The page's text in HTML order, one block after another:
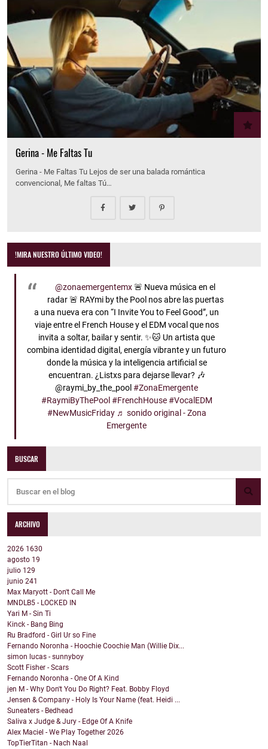
Gerina - Me Faltas Tu
Gerina - Me Faltas Tu Lejos de ser una balada romántica
convencional, Me faltas Tú…
!MIRA NUESTRO ÚLTIMO VIDEO!
@zonaemergentemx🚨 Nueva música en el
radar 🚨 RAYmi by the Pool nos abre las puertas
a una nueva era con “I Invite You to Feel Good”, un
viaje entre el French House y el EDM vocal que nos
invita a soltar, bailar y sentir. ✨🐱 Un artista que
combina identidad digital, energía vibrante y un futuro
donde la música y la inteligencia artificial se
encuentran. ¿Listxs para dejarse llevar? 🎶
@raymi_by_the_pool#ZonaEmergente
#RaymiByThePool #FrenchHouse #VocalEDM
#NewMusicFriday ♬ sonido original - Zona
Emergente
BUSCAR
ARCHIVO
2026 1630
agosto 19
julio 129
junio 241
Max Maryott - Don't Call Me
MNDLB5 - LOCKED IN
Yari M - Sin Ti
Kinck - Bang Bing
Ru Bradford - Girl Ur so Fine
Fernando Noronha - Hoochie Coochie Man (Willie Dix...
simon lucas - sunnyboy
Scott Fisher - Scars
Fernando Noronha - One Of A Kind
jen M - Why Don't You Do Right? Feat. Bobby Floyd
Jensen & Company - Holy Is Your Name (feat. Heidi ...
Suneaters - Bedhead
Saliva x Judge & Jury - Edge Of A Knife
Alex Maciel - We Play Together 2026
TopTierTitan - Nach Naal